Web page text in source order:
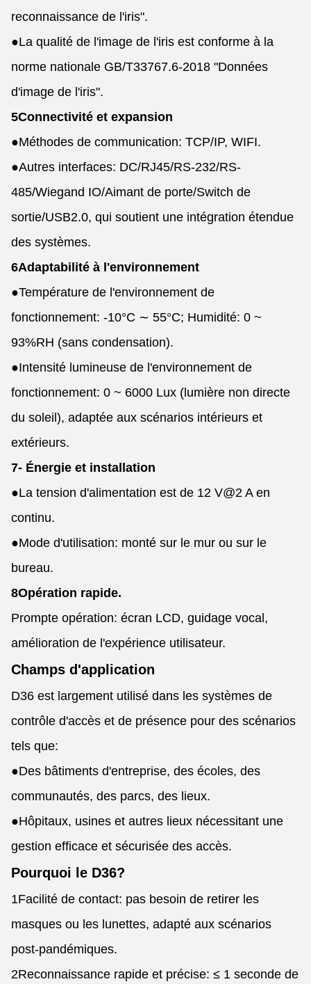
reconnaissance de l'iris".
●La qualité de l'image de l'iris est conforme à la
norme nationale GB/T33767.6-2018 "Données
d'image de l'iris".
5Connectivité et expansion
●Méthodes de communication: TCP/IP, WIFI.
●Autres interfaces: DC/RJ45/RS-232/RS-
485/Wiegand IO/Aimant de porte/Switch de
sortie/USB2.0, qui soutient une intégration étendue
des systèmes.
6Adaptabilité à l'environnement
●Température de l'environnement de
fonctionnement: -10°C ∼ 55°C; Humidité: 0 ~
93%RH (sans condensation).
●Intensité lumineuse de l'environnement de
fonctionnement: 0 ~ 6000 Lux (lumière non directe
du soleil), adaptée aux scénarios intérieurs et
extérieurs.
7- Énergie et installation
●La tension d'alimentation est de 12 V@2 A en
continu.
●Mode d'utilisation: monté sur le mur ou sur le
bureau.
8Opération rapide.
Prompte opération: écran LCD, guidage vocal,
amélioration de l'expérience utilisateur.
Champs d'application
D36 est largement utilisé dans les systèmes de
contrôle d'accès et de présence pour des scénarios
tels que:
●Des bâtiments d'entreprise, des écoles, des
communautés, des parcs, des lieux.
●Hôpitaux, usines et autres lieux nécessitant une
gestion efficace et sécurisée des accès.
Pourquoi le D36?
1Facilité de contact: pas besoin de retirer les
masques ou les lunettes, adapté aux scénarios
post-pandémiques.
2Reconnaissance rapide et précise: ≤ 1 seconde de